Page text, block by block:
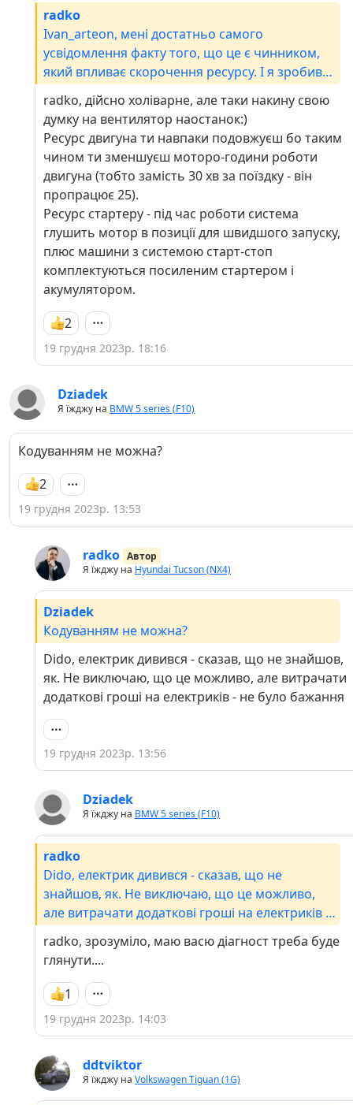
radko
Ivan_arteon, мені достатньо самого
усвідомлення факту того, що це є чинником,
який впливає скорочення ресурсу. І я зробив
так, щоб його вплив було виключено :)
Питання "на скільки в цифрах" - дуже відносне
і індивідуальне для кожної машини. Якщо вам
цікаво - можете на конкретному прикладі
прикинути, взявши до уваги усю наявну
інформацію по цій темі )) А про моє "розуміння
скільки має прожити двигун" - це взагалі не
відноситься до темі цієї статті. Двигун проживе
рівно стільки, скільки ти дасиш йому прожити.
Резюмуючи: я не хочу нікого переконувати, бо
недарма ця тема - холіварна. Даний матеріал
був написаний для тих, в кого є бажання
відключити Старт-Стоп, а не як спроба
переконати всіх у її шкідливості.
radko, дійсно холіварне, але таки накину свою
думку на вентилятор наостанок:)
Ресурс двигуна ти навпаки подовжуєш бо таким
чином ти зменшуєш моторо-години роботи
двигуна (тобто замість 30 хв за поїздку - він
пропрацює 25).
Ресурс стартеру - під час роботи система
глушить мотор в позиції для швидшого запуску,
плюс машини з системою старт-стоп
комплектуються посиленим стартером і
акумулятором.
2
19 грудня 2023р. 18:16
Dziadek
Я їжджу на BMW 5 series (F10)
Кодуванням не можна?
2
19 грудня 2023р. 13:53
radko Автор
Я їжджу на Hyundai Tucson (NX4)
Dziadek
Кодуванням не можна?
Dido, електрик дивився - сказав, що не знайшов,
як. Не виключаю, що це можливо, але витрачати
додаткові гроші на електриків - не було бажання
19 грудня 2023р. 13:56
Dziadek
Я їжджу на BMW 5 series (F10)
radko
Dido, електрик дивився - сказав, що не
знайшов, як. Не виключаю, що це можливо,
але витрачати додаткові гроші на електриків -
radko, зрозуміло, маю васю діагност треба буде
глянути....
1
19 грудня 2023р. 14:03
ddtviktor
Я їжджу на Volkswagen Tiguan (1G)